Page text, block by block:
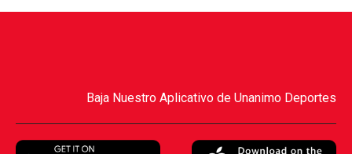
Baja Nuestro Aplicativo de Unanimo Deportes